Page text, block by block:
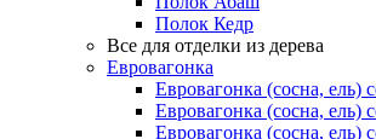
Полок Кедр
Все для отделки из дерева
Евровагонка
Евровагонка (сосна, ель)
Евровагонка (сосна, ель)
Евровагонка (сосна, ель)